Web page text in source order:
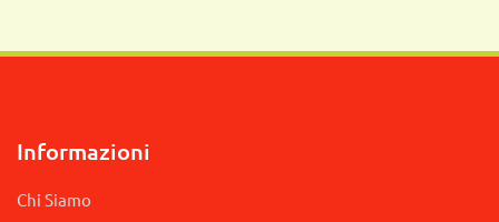
Informazioni
Chi Siamo